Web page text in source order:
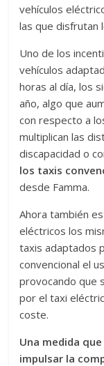
vehículos
las que disfrutan
Uno de los
vehículos
horas al día, los
año, algo que
con respecto a
multiplican las
discapacidad o
los taxis
desde Famma.
Ahora también
eléctricos los
taxis adaptados
convencional el
provocando que
por el taxi
coste.
Una medida
impulsar la